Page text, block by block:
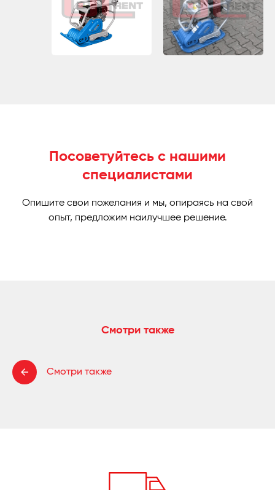
Посоветуйтесь с нашими
специалистами
Опишите свои пожелания и мы, опираясь на свой
опыт, предложим наилучшее решение.
Смотри также
Смотри также